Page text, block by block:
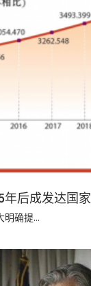
年后成发达国家
明确提...